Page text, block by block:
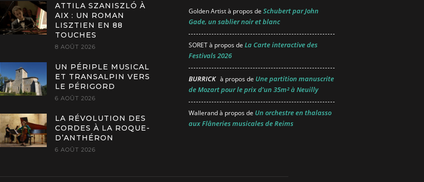
ATTILA SZANISZLÓ À
AIX : UN ROMAN
LISZTIEN EN 88
TOUCHES
8 AOÛT 2026
UN PÉRIPLE MUSICAL
ET TRANSALPIN VERS
LE PÉRIGORD
6 AOÛT 2026
LA RÉVOLUTION DES
CORDES À LA ROQUE-
D’ANTHÉRON
6 AOÛT 2026
Golden Artistà propos de Schubert par John
Gade, un sablier noir et blanc
SORETà propos de La Carte interactive des
Festivals 2026
BURRICK à propos de Une partition manuscrite
de Mozart pour le prix d’un 35m² à Neuilly
Wallerandà propos de Un orchestre en thalasso
aux Flâneries musicales de Reims